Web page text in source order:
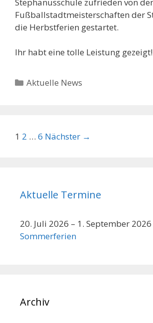
Fußballstadtmeisterschaften der
die Herbstferien gestartet.
Ihr habt eine tolle Leistung gezeigt!
Kategorien
Aktuelle News
Beitrags-
1 2 … 6 Nächster →
Aktuelle Termine
20. Juli 2026 – 1. September 2026
Sommerferien
Archiv